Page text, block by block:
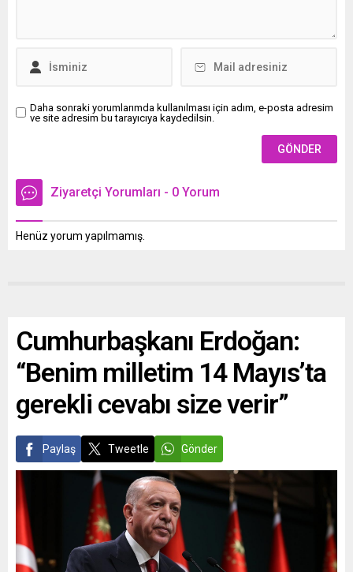
Daha sonraki yorumlarımda kullanılması için adım, e-posta adresim
ve site adresim bu tarayıcıya kaydedilsin.
Ziyaretçi Yorumları - 0 Yorum
Henüz yorum yapılmamış.
Cumhurbaşkanı Erdoğan:
“Benim milletim 14 Mayıs’ta
gerekli cevabı size verir”
Paylaş Tweetle Gönder